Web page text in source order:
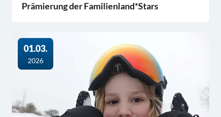
Prämierung der Familienland*Stars
01.03.
2026